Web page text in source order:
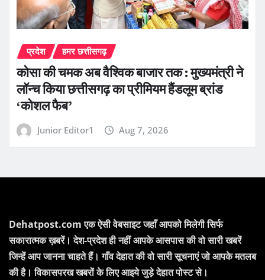
प्रदेश हमर छत्तीसगढ़
कोसा की चमक अब वैश्विक बाजार तक : मुख्यमंत्री ने
लॉन्च किया छत्तीसगढ़ का प्रीमियम हैंडलूम ब्रांड
‘कोशल फैब’
Junior Editor1 Aug 7, 2026
Dehatpost.com एक ऐसी वेबसाइट जहाँ आपको मिलेगी सिर्फ
सकारात्मक ख़बरें। देश-प्रदेश ही नहीं आपके आसपास की वो सारी खबरें
जिन्हें आप जानना चाहते हैं। गाँव देहात की वो सारी सूचनाएं जो आपके मतलब
की है। विकासपरख खबरों के लिए आइये जुड़े देहात पोस्ट से।